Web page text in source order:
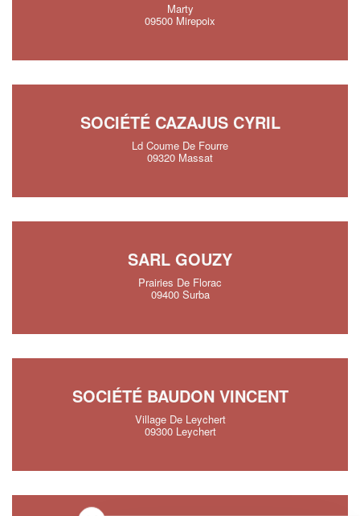
Marty
09500 Mirepoix
SOCIÉTÉ CAZAJUS CYRIL
Ld Coume De Fourre
09320 Massat
SARL GOUZY
Prairies De Florac
09400 Surba
SOCIÉTÉ BAUDON VINCENT
Village De Leychert
09300 Leychert